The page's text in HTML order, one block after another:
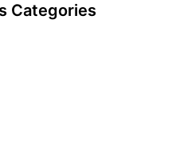
Categories